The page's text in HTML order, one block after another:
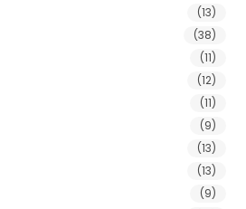
(13)
(38)
(11)
(12)
(11)
(9)
(13)
(13)
(9)